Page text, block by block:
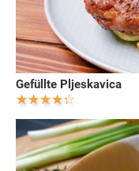
Gefüllte Pljeskavica